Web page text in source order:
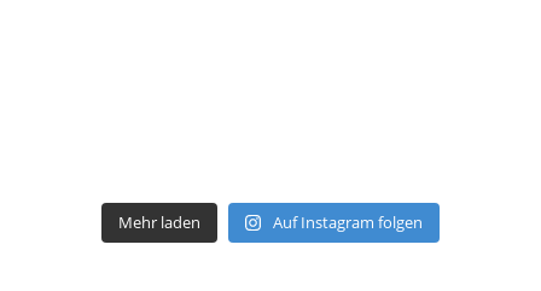
Mehr laden Auf Instagram folgen